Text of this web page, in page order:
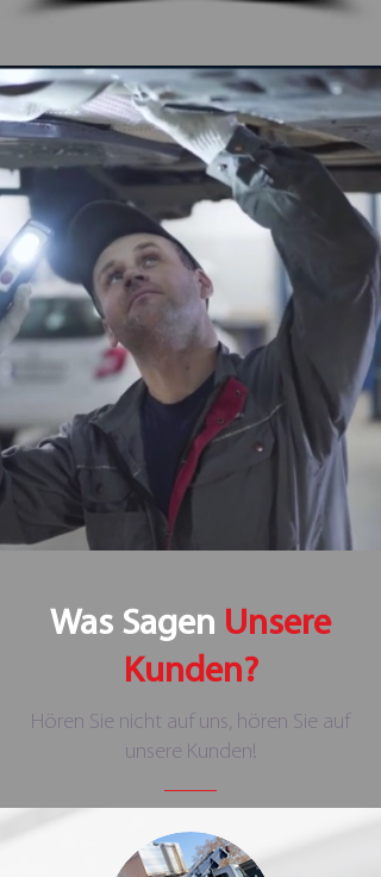
Was Sagen Unsere
Kunden?
Hören Sie nicht auf uns, hören Sie auf
unsere Kunden!